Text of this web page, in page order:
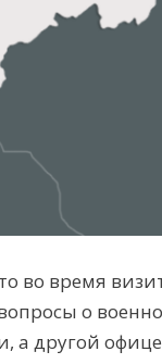
во время
о
другой